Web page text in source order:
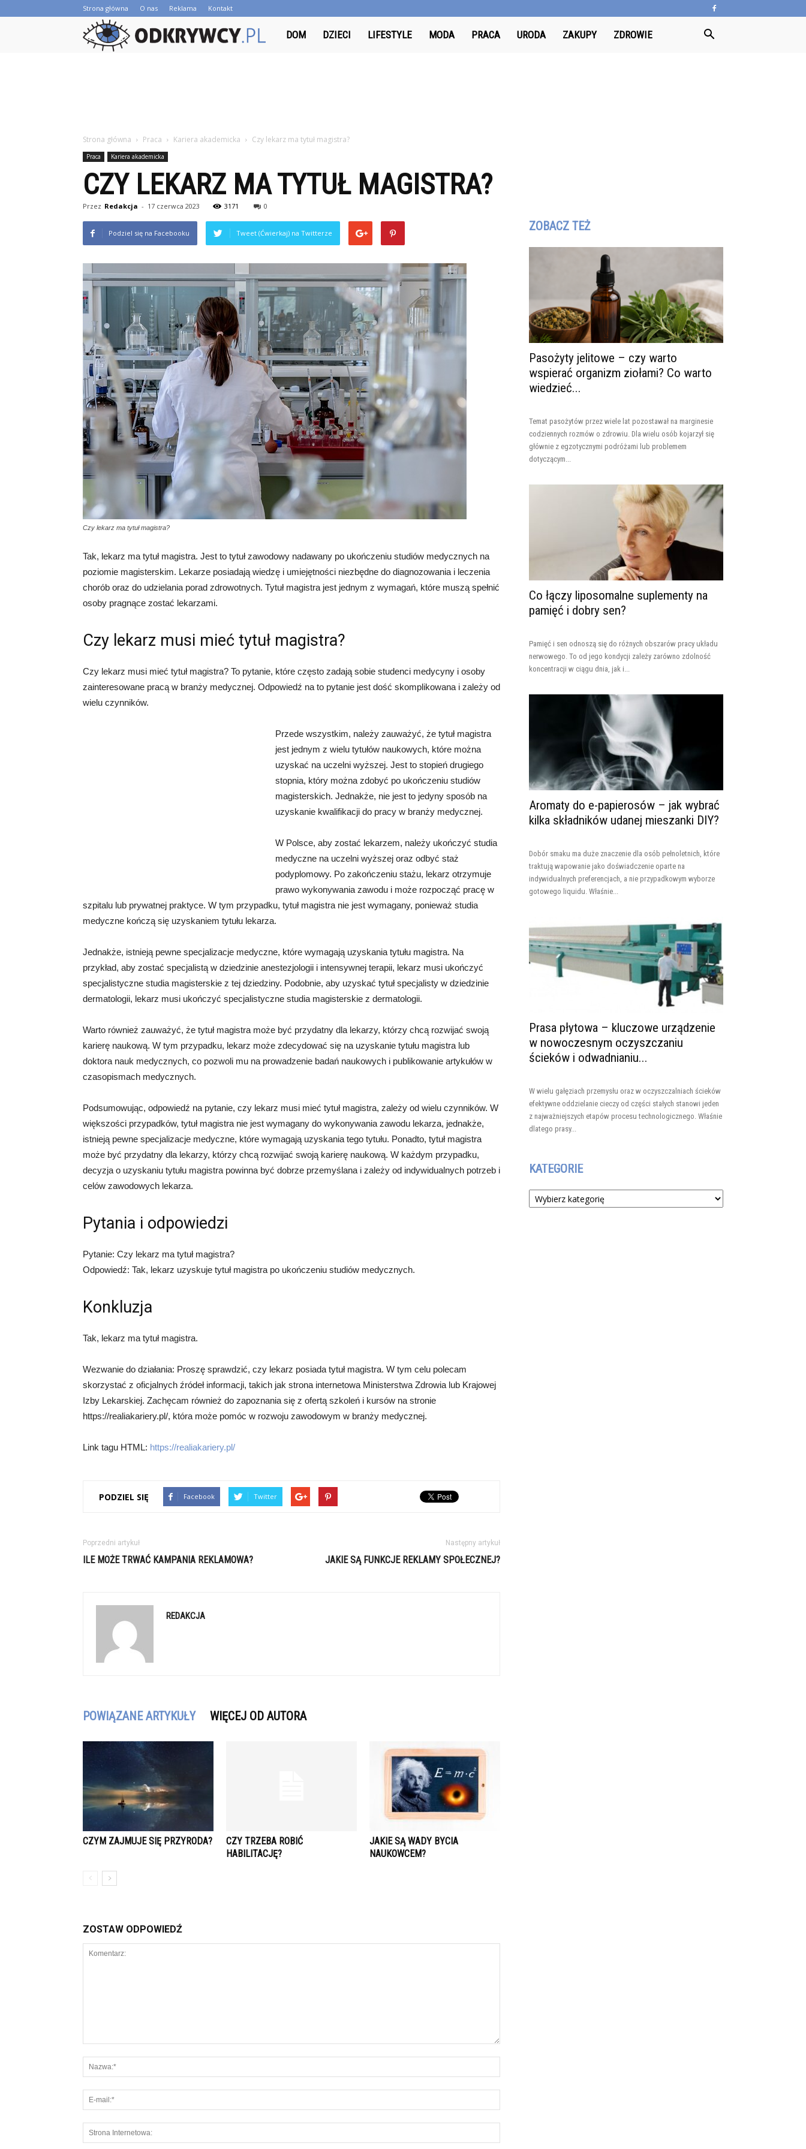
Strona główna O nas Reklama Kontakt
Odkrywcy.pl
DOM DZIECI LIFESTYLE MODA PRACA URODA ZAKUPY ZDROWIE
Strona główna Praca Kariera akademicka Czy lekarz ma tytuł magistra?
Praca Kariera akademicka
CZY LEKARZ MA TYTUŁ MAGISTRA?
Przez Redakcja - 17 czerwca 2023 3171 0
Podziel się na Facebooku Tweet (Ćwierkaj) na Twitterze
Czy lekarz ma tytuł magistra?
Tak, lekarz ma tytuł magistra. Jest to tytuł zawodowy nadawany po ukończeniu studiów medycznych na
poziomie magisterskim. Lekarze posiadają wiedzę i umiejętności niezbędne do diagnozowania i leczenia
chorób oraz do udzielania porad zdrowotnych. Tytuł magistra jest jednym z wymagań, które muszą spełnić
osoby pragnące zostać lekarzami.
Czy lekarz musi mieć tytuł magistra?
Czy lekarz musi mieć tytuł magistra? To pytanie, które często zadają sobie studenci medycyny i osoby
zainteresowane pracą w branży medycznej. Odpowiedź na to pytanie jest dość skomplikowana i zależy od
wielu czynników.
Przede wszystkim, należy zauważyć, że tytuł magistra
jest jednym z wielu tytułów naukowych, które można
uzyskać na uczelni wyższej. Jest to stopień drugiego
stopnia, który można zdobyć po ukończeniu studiów
magisterskich. Jednakże, nie jest to jedyny sposób na
uzyskanie kwalifikacji do pracy w branży medycznej.
W Polsce, aby zostać lekarzem, należy ukończyć studia
medyczne na uczelni wyższej oraz odbyć staż
podyplomowy. Po zakończeniu stażu, lekarz otrzymuje
prawo wykonywania zawodu i może rozpocząć pracę w
szpitalu lub prywatnej praktyce. W tym przypadku, tytuł magistra nie jest wymagany, ponieważ studia
medyczne kończą się uzyskaniem tytułu lekarza.
Jednakże, istnieją pewne specjalizacje medyczne, które wymagają uzyskania tytułu magistra. Na
przykład, aby zostać specjalistą w dziedzinie anestezjologii i intensywnej terapii, lekarz musi ukończyć
specjalistyczne studia magisterskie z tej dziedziny. Podobnie, aby uzyskać tytuł specjalisty w dziedzinie
dermatologii, lekarz musi ukończyć specjalistyczne studia magisterskie z dermatologii.
Warto również zauważyć, że tytuł magistra może być przydatny dla lekarzy, którzy chcą rozwijać swoją
karierę naukową. W tym przypadku, lekarz może zdecydować się na uzyskanie tytułu magistra lub
doktora nauk medycznych, co pozwoli mu na prowadzenie badań naukowych i publikowanie artykułów w
czasopismach medycznych.
Podsumowując, odpowiedź na pytanie, czy lekarz musi mieć tytuł magistra, zależy od wielu czynników. W
większości przypadków, tytuł magistra nie jest wymagany do wykonywania zawodu lekarza, jednakże,
istnieją pewne specjalizacje medyczne, które wymagają uzyskania tego tytułu. Ponadto, tytuł magistra
może być przydatny dla lekarzy, którzy chcą rozwijać swoją karierę naukową. W każdym przypadku,
decyzja o uzyskaniu tytułu magistra powinna być dobrze przemyślana i zależy od indywidualnych potrzeb i
celów zawodowych lekarza.
Pytania i odpowiedzi
Pytanie: Czy lekarz ma tytuł magistra?
Odpowiedź: Tak, lekarz uzyskuje tytuł magistra po ukończeniu studiów medycznych.
Konkluzja
Tak, lekarz ma tytuł magistra.
Wezwanie do działania: Proszę sprawdzić, czy lekarz posiada tytuł magistra. W tym celu polecam
skorzystać z oficjalnych źródeł informacji, takich jak strona internetowa Ministerstwa Zdrowia lub Krajowej
Izby Lekarskiej. Zachęcam również do zapoznania się z ofertą szkoleń i kursów na stronie
https://realiakariery.pl/, która może pomóc w rozwoju zawodowym w branży medycznej.
Link tagu HTML: https://realiakariery.pl/
PODZIEL SIĘ Facebook Twitter
Poprzedni artykuł
ILE MOŻE TRWAĆ KAMPANIA REKLAMOWA?
Następny artykuł
JAKIE SĄ FUNKCJE REKLAMY SPOŁECZNEJ?
REDAKCJA
POWIĄZANE ARTYKUŁY WIĘCEJ OD AUTORA
CZYM ZAJMUJE SIĘ PRZYRODA?
CZY TRZEBA ROBIĆ
HABILITACJĘ?
JAKIE SĄ WADY BYCIA
NAUKOWCEM?
ZOSTAW ODPOWIEDŹ
ZOBACZ TEŻ
Pasożyty jelitowe – czy warto
wspierać organizm ziołami? Co warto
wiedzieć...
Temat pasożytów przez wiele lat pozostawał na marginesie
codziennych rozmów o zdrowiu. Dla wielu osób kojarzył się
głównie z egzotycznymi podróżami lub problemem
dotyczącym...
Co łączy liposomalne suplementy na
pamięć i dobry sen?
Pamięć i sen odnoszą się do różnych obszarów pracy układu
nerwowego. To od jego kondycji zależy zarówno zdolność
koncentracji w ciągu dnia, jak i...
Aromaty do e-papierosów – jak wybrać
kilka składników udanej mieszanki DIY?
Dobór smaku ma duże znaczenie dla osób pełnoletnich, które
traktują wapowanie jako doświadczenie oparte na
indywidualnych preferencjach, a nie przypadkowym wyborze
gotowego liquidu. Właśnie...
Prasa płytowa – kluczowe urządzenie
w nowoczesnym oczyszczaniu
ścieków i odwadnianiu...
W wielu gałęziach przemysłu oraz w oczyszczalniach ścieków
efektywne oddzielanie cieczy od części stałych stanowi jeden
z najważniejszych etapów procesu technologicznego. Właśnie
dlatego prasy...
KATEGORIE
Kategorie